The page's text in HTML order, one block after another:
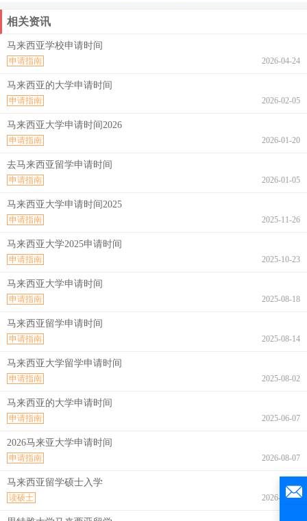
相关资讯
马来西亚学校申请时间
2026-04-24
申请指南
马来西亚的大学申请时间
2026-02-05
申请指南
马来西亚大学申请时间2026
2026-01-20
申请指南
去马来西亚留学申请时间
2026-01-05
申请指南
马来西亚大学申请时间2025
2025-11-26
申请指南
马来西亚大学2025申请时间
2025-10-23
申请指南
马来西亚大学申请时间
2025-08-18
申请指南
马来西亚留学申请时间
2025-08-14
申请指南
马来西亚大学留学申请时间
2025-08-02
申请指南
马来西亚的大学申请时间
2025-06-07
申请指南
2026马来亚大学申请时间
2026-08-07
申请指南
马来西亚留学硕士入学
2026-08-07
读硕士